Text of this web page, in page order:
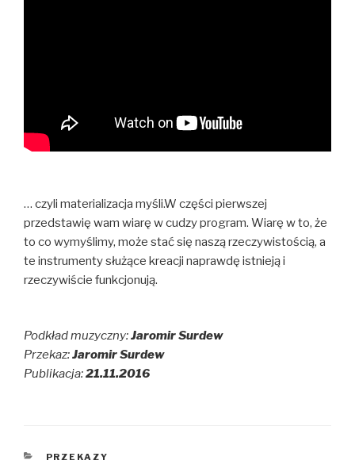
… czyli materializacja myśli.W części pierwszej
przedstawię wam wiarę w cudzy program. Wiarę w to, że
to co wymyślimy, może stać się naszą rzeczywistością, a
te instrumenty służące kreacji naprawdę istnieją i
rzeczywiście funkcjonują.
Podkład muzyczny:Jaromir Surdew
Przekaz:Jaromir Surdew
Publikacja:21.11.2016
KATEGORIE
PRZEKAZY